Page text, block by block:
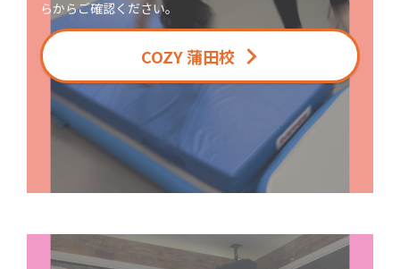
らからご確認ください。
COZY 蒲田校